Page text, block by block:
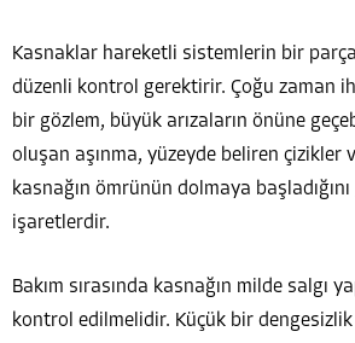
Kasnaklar hareketli sistemlerin bir
düzenli kontrol gerektirir. Çoğu zaman
bir gözlem, büyük arızaların önüne
oluşan aşınma, yüzeyde beliren çizikler
kasnağın ömrünün dolmaya
işaretlerdir.
Bakım sırasında kasnağın milde salgı
kontrol edilmelidir. Küçük bir